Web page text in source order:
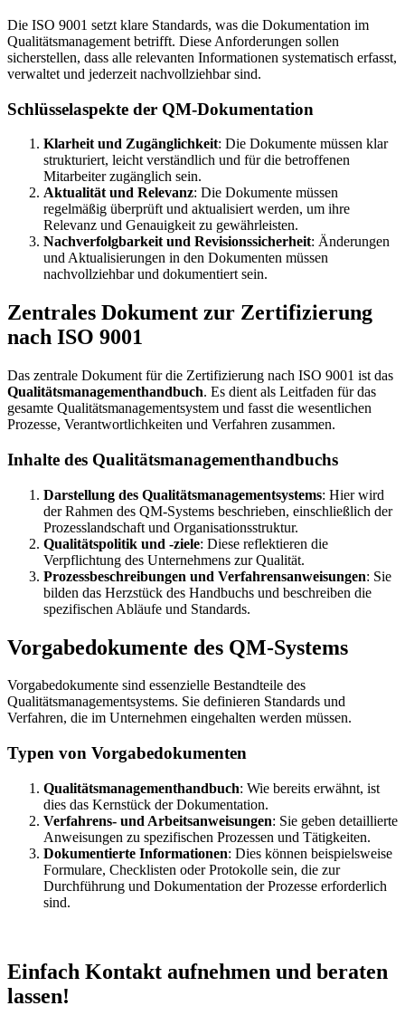
Die ISO 9001 setzt klare Standards, was die Dokumentation im
Qualitätsmanagement betrifft. Diese Anforderungen sollen
sicherstellen, dass alle relevanten Informationen systematisch erfasst,
verwaltet und jederzeit nachvollziehbar sind.
Schlüsselaspekte der QM-Dokumentation
Klarheit und Zugänglichkeit: Die Dokumente müssen klar
strukturiert, leicht verständlich und für die betroffenen
Mitarbeiter zugänglich sein.
Aktualität und Relevanz: Die Dokumente müssen
regelmäßig überprüft und aktualisiert werden, um ihre
Relevanz und Genauigkeit zu gewährleisten.
Nachverfolgbarkeit und Revisionssicherheit: Änderungen
und Aktualisierungen in den Dokumenten müssen
nachvollziehbar und dokumentiert sein.
Zentrales Dokument zur Zertifizierung
nach ISO 9001
Das zentrale Dokument für die Zertifizierung nach ISO 9001 ist das
Qualitätsmanagementhandbuch. Es dient als Leitfaden für das
gesamte Qualitätsmanagementsystem und fasst die wesentlichen
Prozesse, Verantwortlichkeiten und Verfahren zusammen.
Inhalte des Qualitätsmanagementhandbuchs
Darstellung des Qualitätsmanagementsystems: Hier wird
der Rahmen des QM-Systems beschrieben, einschließlich der
Prozesslandschaft und Organisationsstruktur.
Qualitätspolitik und -ziele: Diese reflektieren die
Verpflichtung des Unternehmens zur Qualität.
Prozessbeschreibungen und Verfahrensanweisungen: Sie
bilden das Herzstück des Handbuchs und beschreiben die
spezifischen Abläufe und Standards.
Vorgabedokumente des QM-Systems
Vorgabedokumente sind essenzielle Bestandteile des
Qualitätsmanagementsystems. Sie definieren Standards und
Verfahren, die im Unternehmen eingehalten werden müssen.
Typen von Vorgabedokumenten
Qualitätsmanagementhandbuch: Wie bereits erwähnt, ist
dies das Kernstück der Dokumentation.
Verfahrens- und Arbeitsanweisungen: Sie geben detaillierte
Anweisungen zu spezifischen Prozessen und Tätigkeiten.
Dokumentierte Informationen: Dies können beispielsweise
Formulare, Checklisten oder Protokolle sein, die zur
Durchführung und Dokumentation der Prozesse erforderlich
sind.
Einfach Kontakt aufnehmen und beraten
lassen!